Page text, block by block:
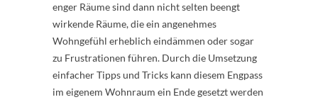
enger Räume sind dann nicht selten beengt
wirkende Räume, die ein angenehmes
Wohngefühl erheblich eindämmen oder sogar
zu Frustrationen führen. Durch die Umsetzung
einfacher Tipps und Tricks kann diesem Engpass
im eigenem Wohnraum ein Ende gesetzt werden